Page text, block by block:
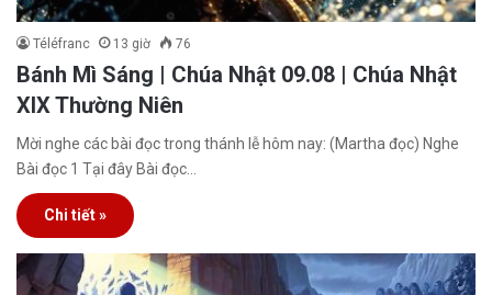
Téléfranc 13 giờ 76
Bánh Mì Sáng | Chúa Nhật 09.08 | Chúa Nhật
XIX Thường Niên
Mời nghe các bài đọc trong thánh lễ hôm nay: (Martha đọc) Nghe
Bài đọc 1 Tại đây Bài đọc…
Chi tiết »